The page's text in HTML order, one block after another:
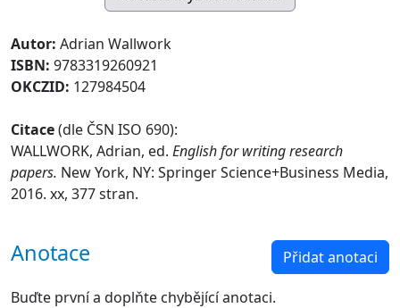
Autor: Adrian Wallwork
ISBN: 9783319260921
OKCZID: 127984504
Citace(dle ČSN ISO 690):
WALLWORK, Adrian, ed. English for writing research
papers. New York, NY: Springer Science+Business Media,
2016. xx, 377 stran.
Anotace Přidat anotaci
Buďte první a doplňte chybějící anotaci.